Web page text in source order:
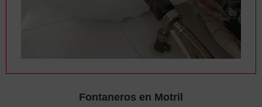
Fontaneros en Motril